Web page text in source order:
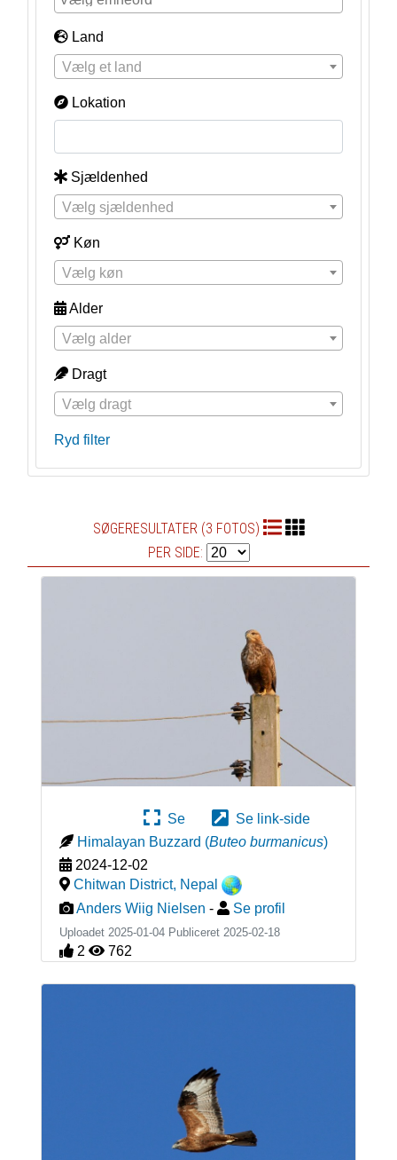
Land
Vælg et land
Lokation
Sjældenhed
Vælg sjældenhed
Køn
Vælg køn
Alder
Vælg alder
Dragt
Vælg dragt
Ryd filter
SØGERESULTATER (3 FOTOS)
PER SIDE:
Se
Se link-side
Himalayan Buzzard (Buteo burmanicus)
2024-12-02
Chitwan District, Nepal
Anders Wiig Nielsen - Se profil
Uploadet 2025-01-04 Publiceret 2025-02-18
2 762